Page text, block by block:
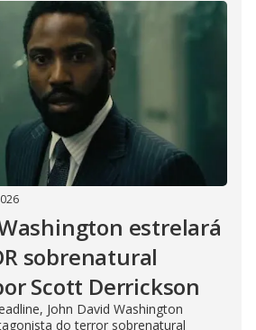
estrelará
sobrenatural
Scott Derrickson
John David Washington
do terror sobrenatural